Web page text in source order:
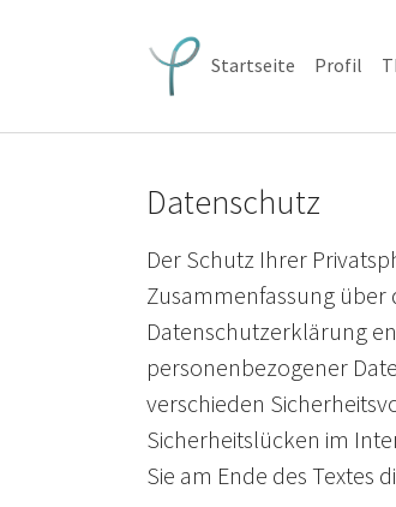
Startseite Profil
Datenschutz
Der Schutz Ihrer
Zusammenfassung über
Datenschutzerklärung
personenbezogener
verschieden
Sicherheitslücken im
Sie am Ende des